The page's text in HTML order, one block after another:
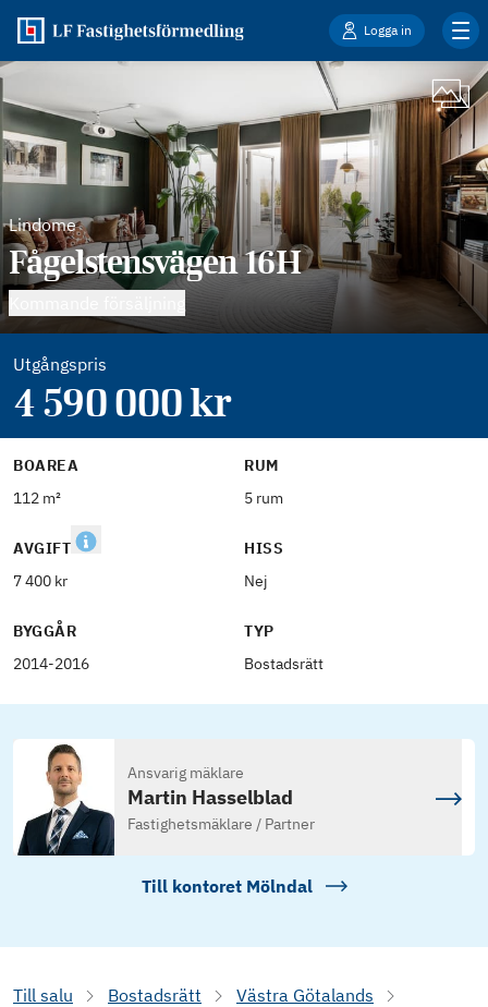
Logga in
Lindome
Fågelstensvägen 16H
Utgångspris
4 590 000kr
BOAREA
112 m²
RUM
5 rum
AVGIFT
7 400 kr
HISS
Nej
BYGGÅR
2014-2016
TYP
Bostadsrätt
Ansvarig mäklare
Martin Hasselblad
Fastighetsmäklare / Partner
Till kontoret Mölndal
Till salu Bostadsrätt
Västra Götalands